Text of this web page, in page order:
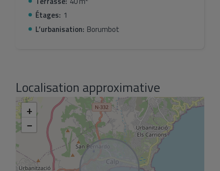
Étages: 1
L’urbanisation: Borumbot
Localisation approximative
+
−